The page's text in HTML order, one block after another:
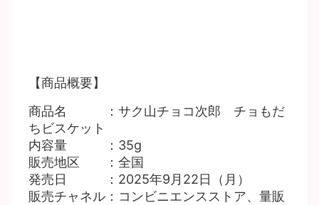
【商品概要】
商品名 ：サク山チョコ次郎 チョもだ
ちビスケット
内容量 ：35g
販売地区 ：全国
発売日 ：2025年9月22日（月）
販売チャネル：コンビニエンスストア、量販